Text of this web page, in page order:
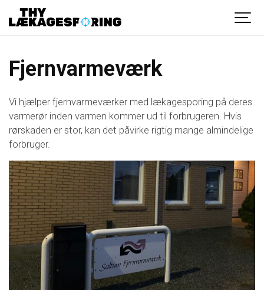
Fjernvarmeværk
Vi hjælper fjernvarmeværker med lækagesporing på deres
varmerør inden varmen kommer ud til forbrugeren. Hvis
rørskaden er stor, kan det påvirke rigtig mange almindelige
forbruger.